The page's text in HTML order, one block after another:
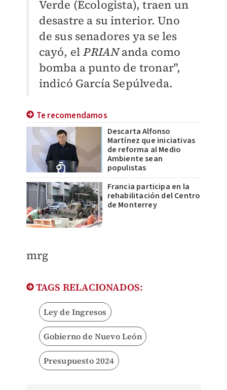
Verde (Ecologista), traen un
desastre a su interior. Uno
de sus senadores ya se les
cayó, el PRIANanda como
bomba a punto de tronar",
indicó García Sepúlveda.
Te recomendamos
Descarta Alfonso
Martínez que iniciativas
de reforma al Medio
Ambiente sean
populistas
Francia participa en la
rehabilitación del Centro
de Monterrey
mrg
TAGS RELACIONADOS:
Ley de Ingresos
Gobierno de Nuevo León
Presupuesto 2024